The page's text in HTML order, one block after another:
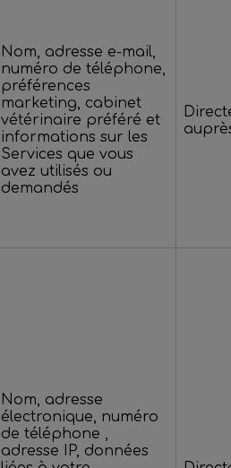
Nom, adresse e-mail,
numéro de téléphone,
préférences
marketing, cabinet
vétérinaire préféré et
informations sur les
Services que vous
avez utilisés ou
demandés
Nom, adresse
électronique, numéro
de téléphone ,
adresse IP, données